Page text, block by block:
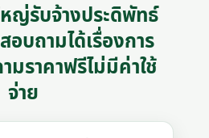
ญ่รับจ้างประดิพัทธ์
อบถามได้เรื่องการ
มราคาฟรีไม่มีค่าใช้
จ่าย